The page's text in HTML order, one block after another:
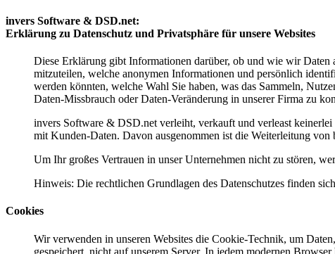
invers Software & DSD.net:
Erklärung zu Datenschutz und Privatsphäre für unsere Websites
Diese Erklärung gibt Informationen darüber, ob und wie wir Daten
mitzuteilen, welche anonymen Informationen und persönlich
werden könnten, welche Wahl Sie haben, was das Sammeln,
Daten-Missbrauch oder Daten-Veränderung in unserer Firma zu
invers Software & DSD.net verleiht, verkauft und verleast
mit Kunden-Daten. Davon ausgenommen ist die Weiterleitung
Um Ihr großes Vertrauen in unser Unternehmen nicht zu stören,
Hinweis: Die rechtlichen Grundlagen des Datenschutzes finden
Cookies
Wir verwenden in unseren Websites die Cookie-Technik, um
gespeichert, nicht auf unserem Server. In jedem modernen